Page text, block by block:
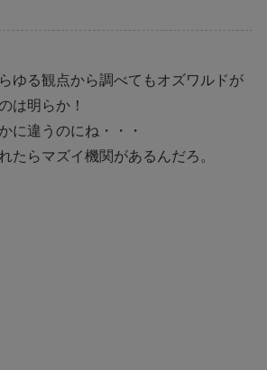
ゆる観点から調べてもオズワルドが
は明らか！
に違うのにね・・・
たらマズイ機関があるんだろ。